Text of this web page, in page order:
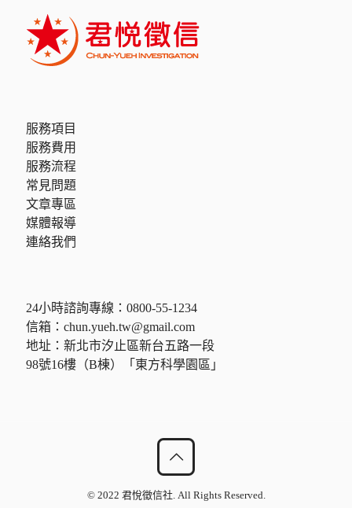
服務項目
服務費用
服務流程
常見問題
文章專區
媒體報導
連絡我們
24小時諮詢專線： 0800-55-1234
信箱： chun.yueh.tw@gmail.com
地址：新北市汐止區新台五路一段
98號16樓（B棟）「東方科學園區」
© 2022 君悅徵信社. All Rights Reserved.